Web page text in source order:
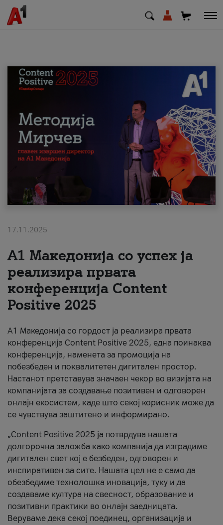
МК EN
Приватни Деловни
Поддршка
Надополни кредит
#ПодобарОнлајн
17.11.2025
А1 Македонија со успех ја
реализира првата
конференција Content
Positive 2025
А1 Македонија со гордост ја реализира првата
конференција Content Positive 2025, една поинаква
конференција, наменета за промоција на
побезбеден и поквалитетен дигитален простор.
Настанот претставува значаен чекор во визијата на
компанијата за создавање позитивен и одговорен
онлајн екосистем, каде што секој корисник може да
се чувствува заштитено и информирано.
„Content Positive 2025 ја потврдува нашата
долгорочна заложба како компанија да изградиме
дигитален свет кој е безбеден, одговорен и
инспиративен за сите. Нашата цел не е само да
обезбедиме технолошка иновација, туку и да
создаваме култура на свесност, образование и
позитивни практики во онлајн заедницата.
Веруваме дека секој поединец, организација и